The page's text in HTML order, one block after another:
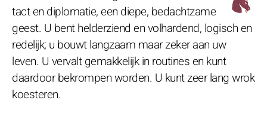
tact en diplomatie, een diepe, bedachtzame
geest. U bent helderziend en volhardend, logisch en
redelijk; u bouwt langzaam maar zeker aan uw
leven. U vervalt gemakkelijk in routines en kunt
daardoor bekrompen worden. U kunt zeer lang wrok
koesteren.